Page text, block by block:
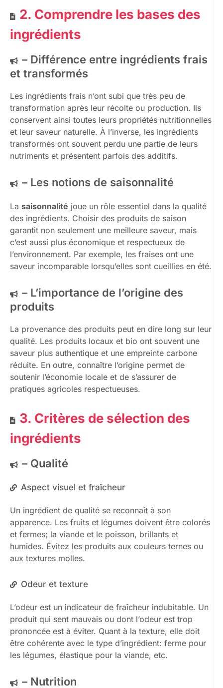
2. Comprendre les bases des
ingrédients
– Différence entre ingrédients frais
et transformés
Les ingrédients frais n’ont subi que très peu de
transformation après leur récolte ou production. Ils
conservent ainsi toutes leurs propriétés nutritionnelles
et leur saveur naturelle. À l’inverse, les ingrédients
transformés ont souvent perdu une partie de leurs
nutriments et présentent parfois des additifs.
– Les notions de saisonnalité
La saisonnalité joue un rôle essentiel dans la qualité
des ingrédients. Choisir des produits de saison
garantit non seulement une meilleure saveur, mais
c’est aussi plus économique et respectueux de
l’environnement. Par exemple, les fraises ont une
saveur incomparable lorsqu’elles sont cueillies en été.
– L’importance de l’origine des
produits
La provenance des produits peut en dire long sur leur
qualité. Les produits locaux et bio ont souvent une
saveur plus authentique et une empreinte carbone
réduite. En outre, connaître l’origine permet de
soutenir l’économie locale et de s’assurer de
pratiques agricoles respectueuses.
3. Critères de sélection des
ingrédients
– Qualité
Aspect visuel et fraîcheur
Un ingrédient de qualité se reconnaît à son
apparence. Les fruits et légumes doivent être colorés
et fermes; la viande et le poisson, brillants et
humides. Évitez les produits aux couleurs ternes ou
aux textures molles.
Odeur et texture
L’odeur est un indicateur de fraîcheur indubitable. Un
produit qui sent mauvais ou dont l’odeur est trop
prononcée est à éviter. Quant à la texture, elle doit
être cohérente avec le type d’ingrédient: ferme pour
les légumes, élastique pour la viande, etc.
– Nutrition